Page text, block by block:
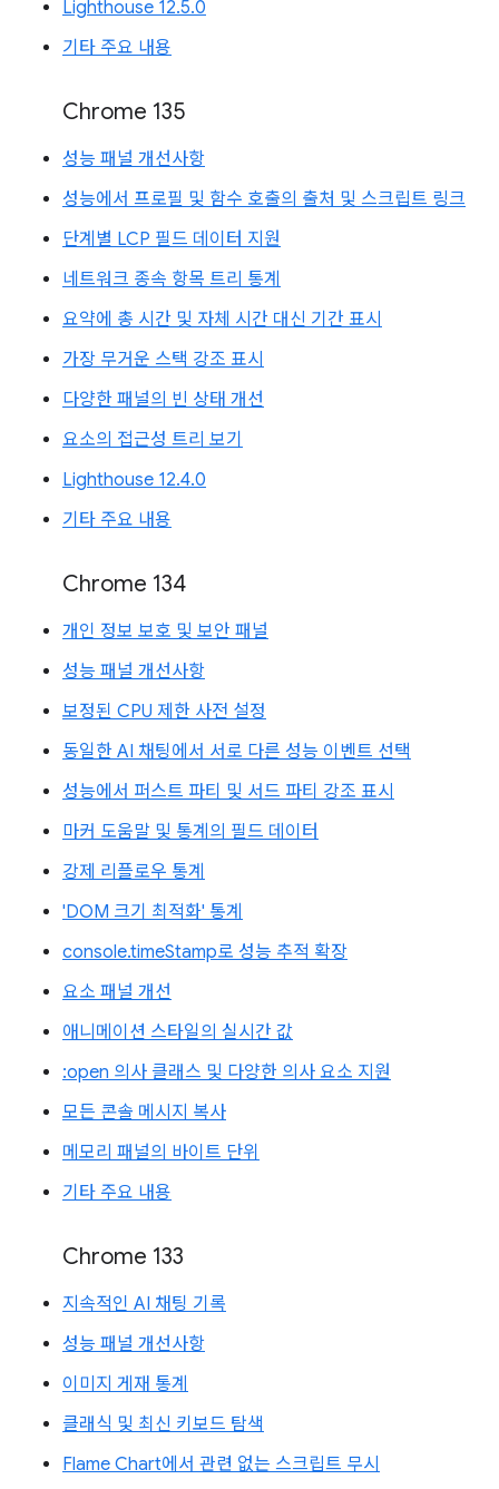
Lighthouse 12.5.0
기타 주요 내용
Chrome 135
성능 패널 개선사항
성능에서 프로필 및 함수 호출의 출처 및 스크립트 링크
단계별 LCP 필드 데이터 지원
네트워크 종속 항목 트리 통계
요약에 총 시간 및 자체 시간 대신 기간 표시
가장 무거운 스택 강조 표시
다양한 패널의 빈 상태 개선
요소의 접근성 트리 보기
Lighthouse 12.4.0
기타 주요 내용
Chrome 134
개인 정보 보호 및 보안 패널
성능 패널 개선사항
보정된 CPU 제한 사전 설정
동일한 AI 채팅에서 서로 다른 성능 이벤트 선택
성능에서 퍼스트 파티 및 서드 파티 강조 표시
마커 도움말 및 통계의 필드 데이터
강제 리플로우 통계
'DOM 크기 최적화' 통계
console.timeStamp로 성능 추적 확장
요소 패널 개선
애니메이션 스타일의 실시간 값
:open 의사 클래스 및 다양한 의사 요소 지원
모든 콘솔 메시지 복사
메모리 패널의 바이트 단위
기타 주요 내용
Chrome 133
지속적인 AI 채팅 기록
성능 패널 개선사항
이미지 게재 통계
클래식 및 최신 키보드 탐색
Flame Chart에서 관련 없는 스크립트 무시